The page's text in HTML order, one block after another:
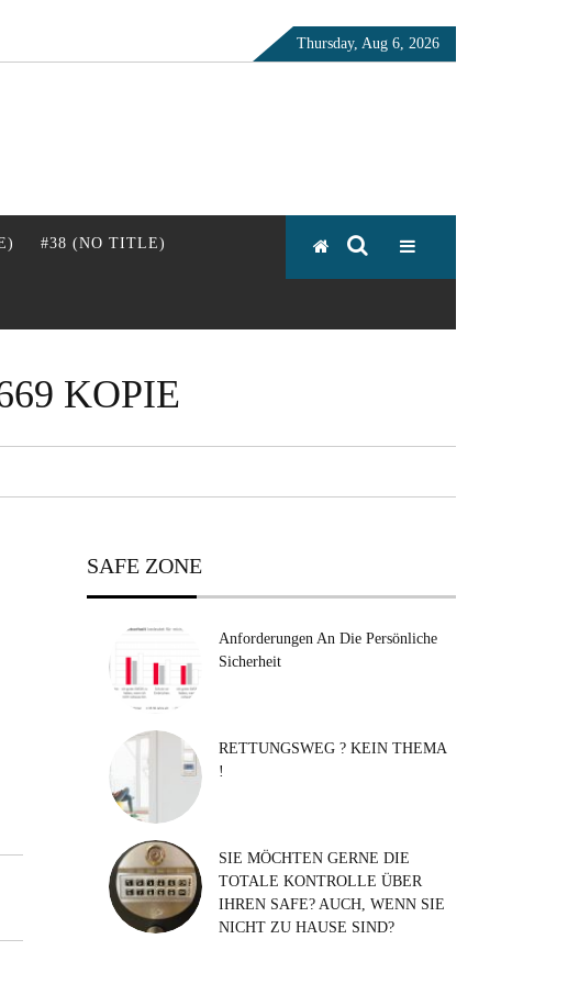
Thursday, Aug 6, 2026
#38 (NO TITLE)
KOPIE
SAFE ZONE
Anforderungen An Die Persönliche
Sicherheit
RETTUNGSWEG ? KEIN THEMA
!
SIE MÖCHTEN GERNE DIE
TOTALE KONTROLLE ÜBER
IHREN SAFE? AUCH, WENN SIE
NICHT ZU HAUSE SIND?